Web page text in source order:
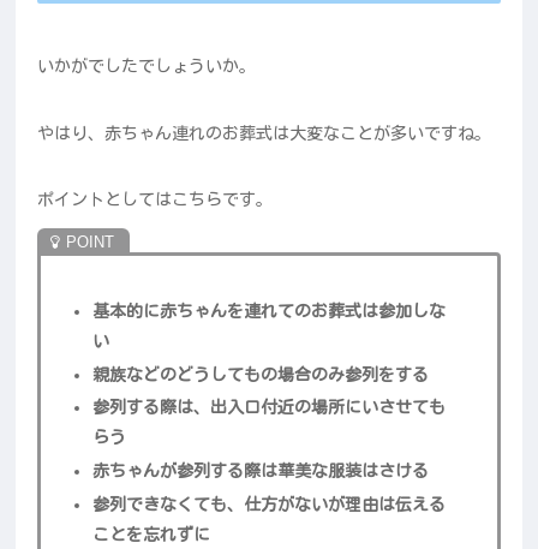
いかがでしたでしょういか。
やはり、赤ちゃん連れのお葬式は大変なことが多いですね。
ポイントとしてはこちらです。
基本的に赤ちゃんを連れてのお葬式は参加しな
い
親族などのどうしてもの場合のみ参列をする
参列する際は、出入口付近の場所にいさせても
らう
赤ちゃんが参列する際は華美な服装はさける
参列できなくても、仕方がないが理由は伝える
ことを忘れずに